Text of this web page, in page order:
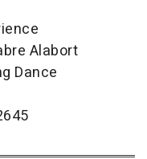
Alabort
Dance